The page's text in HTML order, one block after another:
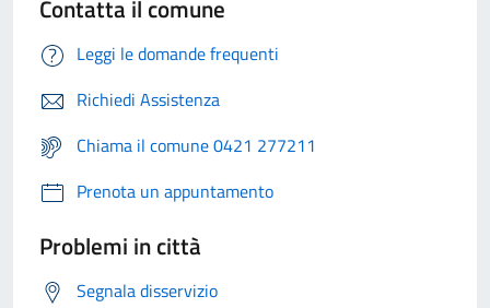
Contatta il comune
Leggi le domande frequenti
Richiedi Assistenza
Chiama il comune 0421 277211
Prenota un appuntamento
Problemi in città
Segnala disservizio